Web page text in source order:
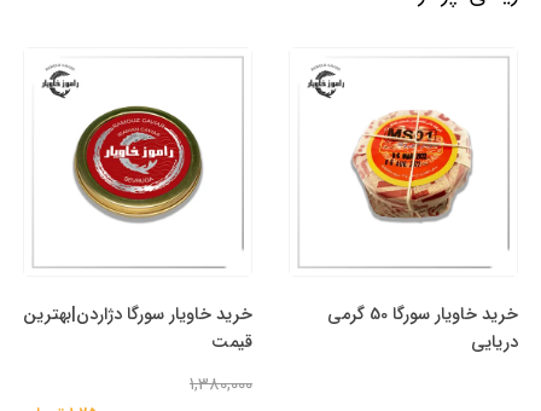
خرید خاویار سورگا 50 گرمی
دریایی
خرید خاویار سورگا دژاردن|بهترین
قیمت
1,380,000